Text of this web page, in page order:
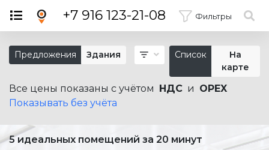
+7 916 123-21-08 Фильтры
×
Предложения Здания Список
На
карте
Все цены показаны с учётом НДС и OPEX
Показывать без учёта
5 идеальных помещений за 20 минут